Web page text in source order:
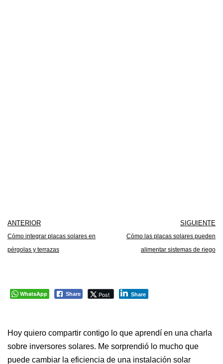
ANTERIOR
Cómo integrar placas solares en
pérgolas y terrazas
SIGUIENTE
Cómo las placas solares pueden
alimentar sistemas de riego
WhatsApp Share Post Share
Hoy quiero compartir contigo lo que aprendí en una charla
sobre inversores solares. Me sorprendió lo mucho que
puede cambiar la eficiencia de una instalación solar